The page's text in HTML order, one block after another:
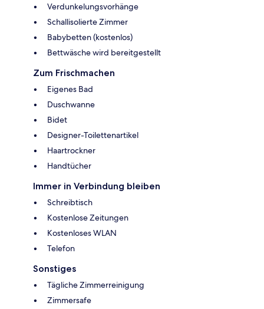
Verdunkelungsvorhänge
Schallisolierte Zimmer
Babybetten (kostenlos)
Bettwäsche wird bereitgestellt
Zum Frischmachen
Eigenes Bad
Duschwanne
Bidet
Designer-Toilettenartikel
Haartrockner
Handtücher
Immer in Verbindung bleiben
Schreibtisch
Kostenlose Zeitungen
Kostenloses WLAN
Telefon
Sonstiges
Tägliche Zimmerreinigung
Zimmersafe